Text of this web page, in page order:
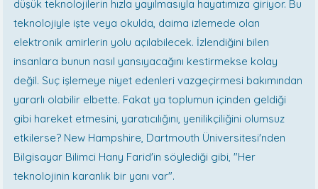
düşük teknolojilerin hızla yayılmasıyla hayatımıza giriyor. Bu
teknolojiyle işte veya okulda, daima izlemede olan
elektronik amirlerin yolu açılabilecek. İzlendiğini bilen
insanlara bunun nasıl yansıyacağını kestirmekse kolay
değil. Suç işlemeye niyet edenleri vazgeçirmesi bakımından
yararlı olabilir elbette. Fakat ya toplumun içinden geldiği
gibi hareket etmesini, yaratıcılığını, yenilikçiliğini olumsuz
etkilerse? New Hampshire, Dartmouth Üniversitesi'nden
Bilgisayar Bilimci Hany Farid'in söylediği gibi, "Her
teknolojinin karanlık bir yanı var".